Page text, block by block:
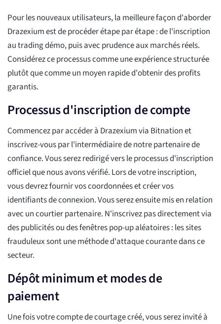
Pour les nouveaux utilisateurs, la meilleure façon d'aborder
Drazexium est de procéder étape par étape : de l'inscription
au trading démo, puis avec prudence aux marchés réels.
Considérez ce processus comme une expérience structurée
plutôt que comme un moyen rapide d'obtenir des profits
garantis.
Processus d'inscription de compte
Commencez par accéder à Drazexium via Bitnation et
inscrivez-vous par l'intermédiaire de notre partenaire de
confiance. Vous serez redirigé vers le processus d'inscription
officiel que nous avons vérifié. Lors de votre inscription,
vous devrez fournir vos coordonnées et créer vos
identifiants de connexion. Vous serez ensuite mis en relation
avec un courtier partenaire. N'inscrivez pas directement via
des publicités ou des fenêtres pop-up aléatoires : les sites
frauduleux sont une méthode d'attaque courante dans ce
secteur.
Dépôt minimum et modes de
paiement
Une fois votre compte de courtage créé, vous serez invité à